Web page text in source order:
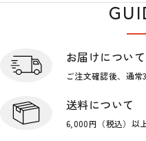
お届けについて
ご注文確認後、通常
送料について
6,000円（税込）以